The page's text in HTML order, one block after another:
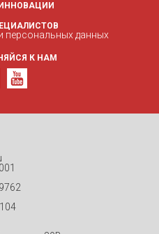
персональных данных
К НАМ